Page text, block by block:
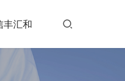
丰汇和